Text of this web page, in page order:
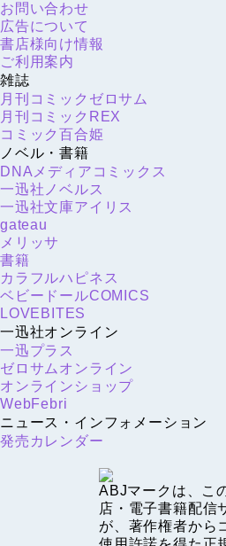
お問い合わせ
広告について
書店様向け情報
ご利用案内
雑誌
月刊コミックゼロサム
月刊コミックREX
コミック百合姫
ノベル・書籍
DNAメディアコミックス
一迅社ノベルス
一迅社文庫アイリス
gateau
メリッサ
書籍
カラフルハピネス
ベビードールCOMICS
LOVEBITES
一迅社オンライン
一迅プラス
ゼロサムオンライン
オンラインショップ
WebFebri
ニュース・インフォメーション
発売カレンダー
ABJマークは、こ
店・電子書籍配信
が、著作権者から